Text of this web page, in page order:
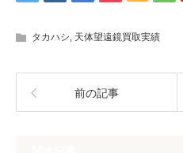
タカハシ, 天体望遠鏡買取実績
前の記事